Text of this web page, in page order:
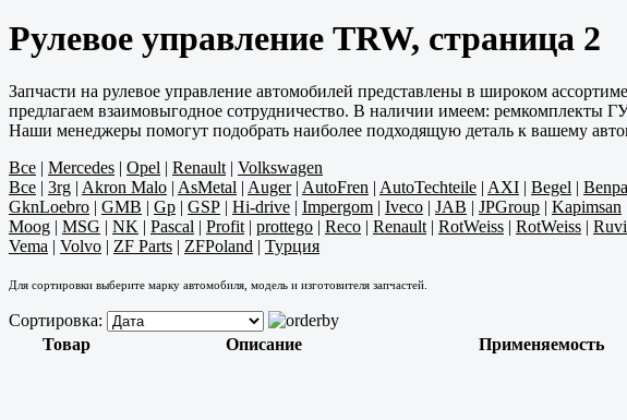
Рулевое управление TRW, страница 2
Запчасти на рулевое управление автомобилей представлены в широком
предлагаем взаимовыгодное сотрудничество. В наличии имеем: ремкомплекты
Наши менеджеры помогут подобрать наиболее подходящую деталь к вашему
Все | Mercedes | Opel | Renault | Volkswagen
Все | 3rg | Akron Malo | AsMetal | Auger| AutoFren | AutoTechteile | AXI | Begel |
GknLoebro | GMB | Gp | GSP | Hi-drive | Impergom | Iveco | JAB | JPGroup | Kapimsan
Moog | MSG | NK | Pascal | Profit | prottego | Reco | Renault | RotWeiss | RotWeiss |
Vema | Volvo | ZF Parts | ZFPoland | Турция
Для сортировки выберите марку автомобиля, модель и изготовителя запчастей.
Сортировка:
Товар
Описание Применяемость